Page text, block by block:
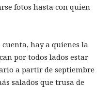
fotos hasta con quien
hay a quienes la
por todos lados estar
a partir de septiembre
salados que trusa de